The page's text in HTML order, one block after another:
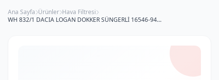
Ana Sayfa Ürünler Hava Filtresi
WH 832/1 DACIA LOGAN DOKKER SÜNGERLİ 16546-9466R Hava Filtresi